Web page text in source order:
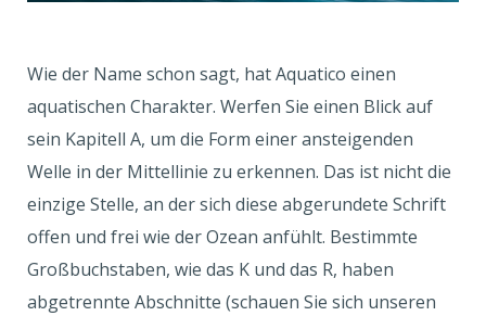
Wie der Name schon sagt, hat Aquatico einen
aquatischen Charakter. Werfen Sie einen Blick auf
sein Kapitell A, um die Form einer ansteigenden
Welle in der Mittellinie zu erkennen. Das ist nicht die
einzige Stelle, an der sich diese abgerundete Schrift
offen und frei wie der Ozean anfühlt. Bestimmte
Großbuchstaben, wie das K und das R, haben
abgetrennte Abschnitte (schauen Sie sich unseren